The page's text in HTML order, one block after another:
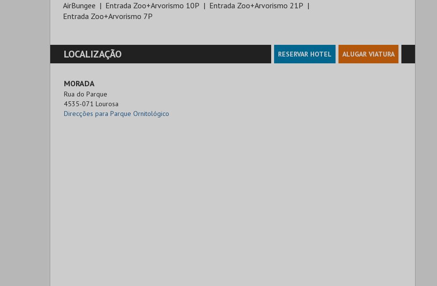
AirBungee
Entrada Zoo+Arvorismo 10P
Entrada Zoo+Arvorismo 21P
Entrada Zoo+Arvorismo 7P
LOCALIZAÇÃO RESERVAR HOTEL ALUGAR VIATURA
MORADA
Rua do Parque
4535-071 Lourosa
Direcções para Parque Ornitológico